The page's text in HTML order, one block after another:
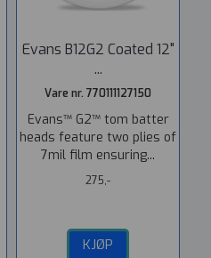
Evans B12G2 Coated 12"
...
Vare nr. 770111127150
Evans™ G2™ tom batter
heads feature two plies of
7mil film ensuring...
275,-
KJØP